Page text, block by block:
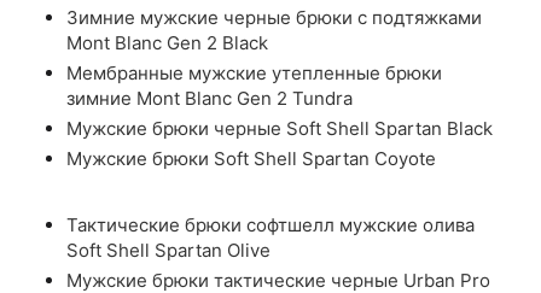
Зимние мужские черные брюки с подтяжками
Mont Blanc Gen 2 Black
Мембранные мужские утепленные брюки
зимние Mont Blanc Gen 2 Tundra
Мужские брюки черные Soft Shell Spartan Black
Мужские брюки Soft Shell Spartan Coyote
Тактические брюки софтшелл мужские олива
Soft Shell Spartan Olive
Мужские брюки тактические черные Urban Pro